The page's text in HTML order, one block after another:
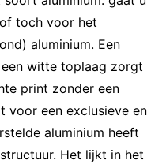
toch voor het
aluminium. Een
witte toplaag zorgt
print zonder een
voor een exclusieve en
aluminium heeft
Het lijkt in het